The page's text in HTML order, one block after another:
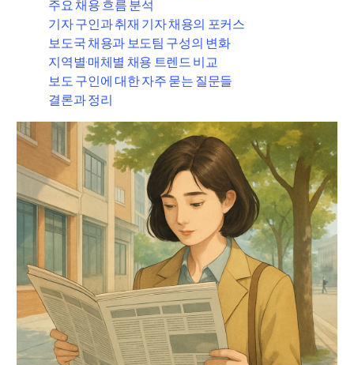
주요 채용 흐름 분석
기자 구인과 취재 기자 채용의 포커스
보도국 채용과 보도팀 구성의 변화
지역별·매체별 채용 트렌드 비교
보도 구인에 대한 자주 묻는 질문들
결론과 정리